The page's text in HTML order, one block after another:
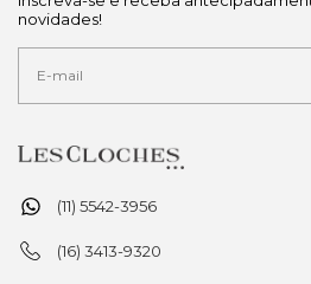
(11) 5542-3956
(16) 3413-9320
novidades!